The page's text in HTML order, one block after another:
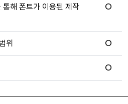
해 폰트가 이용된 제작
O
위 O
O